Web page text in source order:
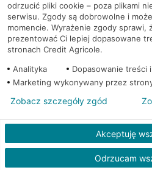
Mapa serwisu
PolitykaCookies
© 2026 Credit Agricole Bank Polska S.A.
odrzucić pliki cookie – poza plikami
serwisu. Zgody są dobrowolne i
momencie. Wyrażenie zgody sprawi,
prezentować Ci lepiej dopasowane
stronach Credit Agricole.
Analityka
Dopasowanie treści
Marketing wykonywany przez
Akceptuję
Odrzucam
Zobacz szczegóły zgód